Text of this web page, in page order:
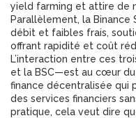
yield farming et attire de
Parallèlement, la Binance
débit et faibles frais,
offrant rapidité et coût
L’interaction entre ces
et la BSC—est au cœur
finance décentralisée qui
des services financiers
pratique, cela veut dire